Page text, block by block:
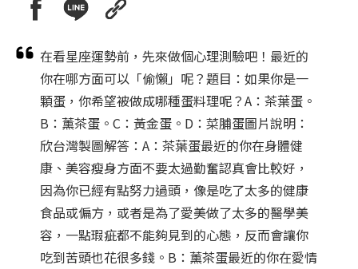
在看星座運勢前，先來做個心理測驗吧！最近的
你在哪方面可以「偷懶」呢？題目：如果你是一
顆蛋，你希望被做成哪種蛋料理呢？A：茶葉蛋。
B：薰茶蛋。C：黃金蛋。D：菜脯蛋圖片說明：
欣台灣製圖解答：A：茶葉蛋最近的你在身體健
康、美容瘦身方面不要太過勤奮認真會比較好，
因為你已經有點努力過頭，像是吃了太多的健康
食品或偏方，或者是為了愛美做了太多的醫學美
容，一點瑕疵都不能夠見到的心態，反而會讓你
吃到苦頭也花很多錢。B：薰茶蛋最近的你在愛情